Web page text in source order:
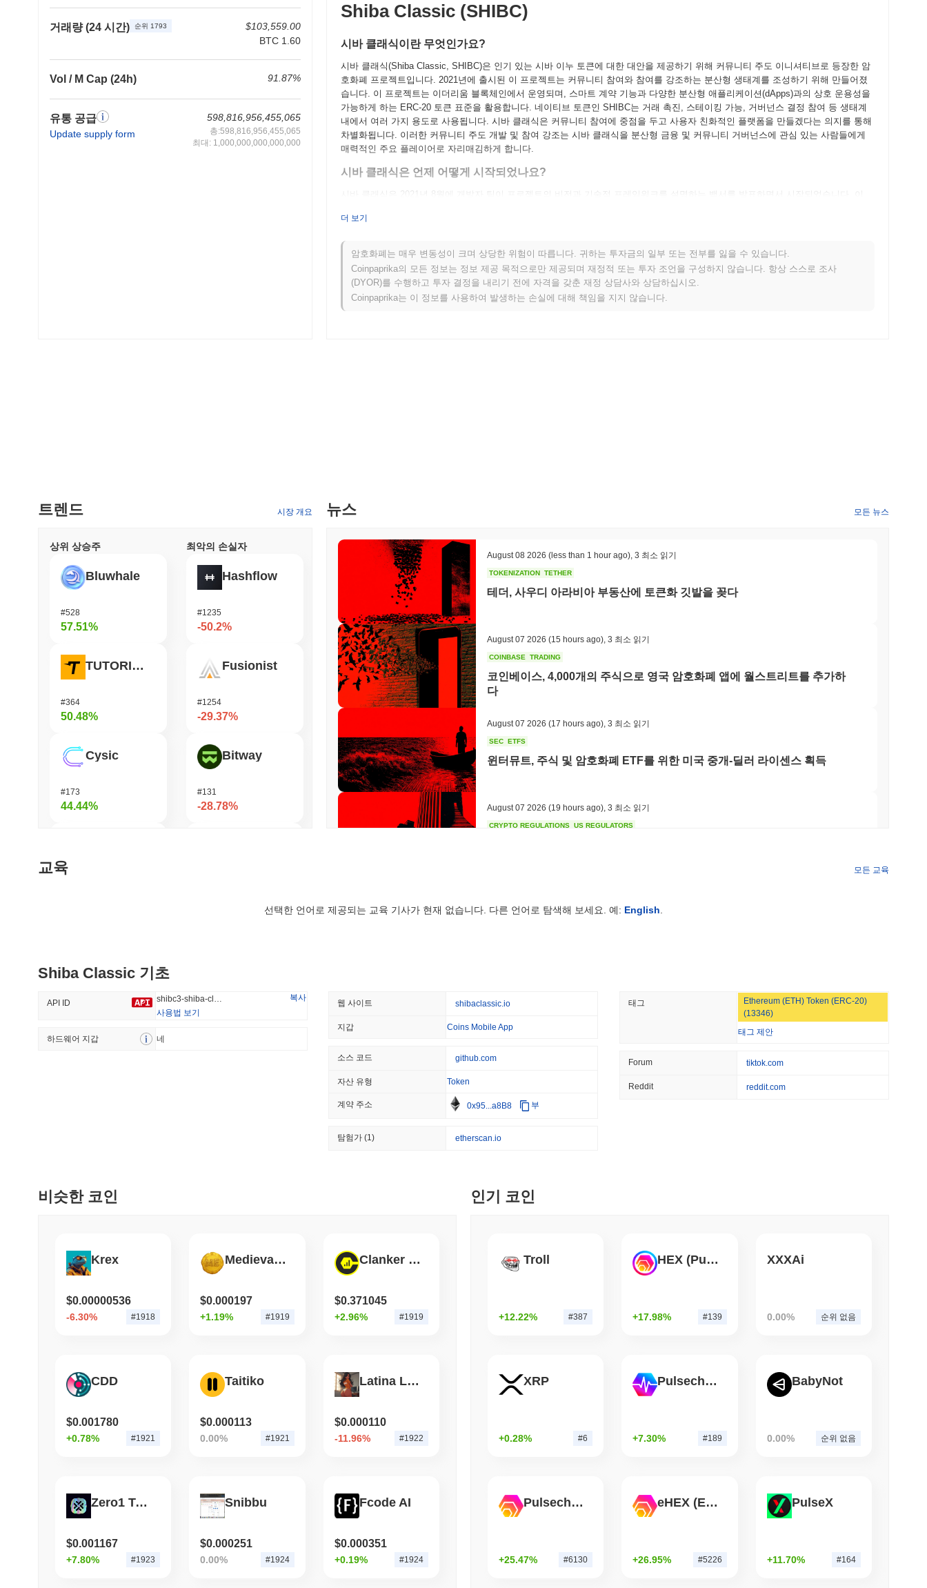
거래량 (24 시간) 순위 1793
$103,559.00
BTC 1.60
Vol / M Cap (24h) 91.87%
유통 공급
Update supply form
598,816,956,455,065
총:598,816,956,455,065
최대: 1,000,000,000,000,000
Shiba Classic (SHIBC)
시바 클래식이란 무엇인가요?
시바 클래식(Shiba Classic, SHIBC)은 인기 있는 시바 이누 토큰에 대한 대안을 제공하기 위해 커뮤니티 주도 이니셔티브로 등장한 암
호화폐 프로젝트입니다. 2021년에 출시된 이 프로젝트는 커뮤니티 참여와 참여를 강조하는 분산형 생태계를 조성하기 위해 만들어졌
습니다. 이 프로젝트는 이더리움 블록체인에서 운영되며, 스마트 계약 기능과 다양한 분산형 애플리케이션(dApps)과의 상호 운용성을
가능하게 하는 ERC-20 토큰 표준을 활용합니다. 네이티브 토큰인 SHIBC는 거래 촉진, 스테이킹 가능, 거버넌스 결정 참여 등 생태계
내에서 여러 가지 용도로 사용됩니다. 시바 클래식은 커뮤니티 참여에 중점을 두고 사용자 친화적인 플랫폼을 만들겠다는 의지를 통해
차별화됩니다. 이러한 커뮤니티 주도 개발 및 참여 강조는 시바 클래식을 분산형 금융 및 커뮤니티 거버넌스에 관심 있는 사람들에게
매력적인 주요 플레이어로 자리매김하게 합니다.
시바 클래식은 언제 어떻게 시작되었나요?
시바 클래식은 2021년 8월에 개발자 팀이 프로젝트의 비전과 기술적 프레임워크를 설명하는 백서를 발표하면서 시작되었습니다. 이
표 후, 시바 클래식은 2021년 9월에 테스트넷을 출시하여 개발자와 초기 사용자들이 플랫폼의 기능을 실험할 수 있도록 했습니다. 그
생태계 내에서 토큰의 유용성을 향상시키는 데 중점을 두었습니다. 시바 클래식의 초기 배포는 공정한 출시 모델을 통해 이루어졌으며,
이는 참가자들이 사전 판매나 초기 코인 제공 없이 토큰을 획득할 수 있도록 했습니다. 이러한 접근 방식은 시작부터 커뮤니티 소유권
과 참여감을 조성하여 시바 클래식의 성장과 채택을 위한 기초를 마련했습니다.
시바 클래식의 향후 계획은 무엇인가요?
호화폐 환경에서 독특한 역할을 수행하는 데 기여하며, 투자자와 개발자 모두에게 매력적입니다.
시바 클래식은 생태계 내에서 여러 가지 실용적인 유틸리티를 제공합니다. SHIBC 토큰은 주로 거래 및 수수료에 사용되며, 사용자가
가치를 전송하고 분산형 애플리케이션(dApps)과 상호작용할 수 있도록 합니다. 보유자는 스테이킹에 참여할 수 있으며, 이는 네트워크
를 안전하게 유지하는 데 도움을 주고 보상을 받을 수 있는 가능성을 제공합니다. 또한, 사용자는 거버넌스 투표에 참여하여 프로젝트
의 개발 및 향후 방향에 대한 결정에 영향을 미칠 수 있습니다. 개발자에게 시바 클래식은 dApps 및 통합을 구축하기 위한 도구를 제공
하여 생태계 내 혁신을 촉진합니다. 이 플랫폼은 다양한 지갑 및 마켓플레이스를 지원하여 SHIBC를 결제 및 기타 기능에 사용할 수 있
도록 합니다. 또한, 사용자는 커뮤니티 이니셔티브에 참여함으로써 보상 및 할인 혜택을 받을 수 있어 시바 클래식 커뮤니티 내에서의
전반적인 경험과 참여를 향상시킵니다.
시바 클래식은 여전히 활동적이거나 관련성이 있나요?
시바 클래식은 최근 커뮤니티 참여 및 개발 노력으로 여전히 활동적이며, 2023년 9월에 주목할 만한 업데이트가 발표되었습니다. 이 프
로젝트는 커뮤니티 주도 이니셔티브 및 토큰 유용성과 같은 분야에서 생태계를 향상시키는 데 집중하고 있습니다. 시바 클래식은 다양
한 거래 플랫폼에서 존재감을 유지하고 있어 시장 활동과 유동성을 지원합니다. 또한, 이 프로젝트는 분산형 금융(DeFi) 공간 내에서 사
용 사례를 확장하기 위한 파트너십에 참여하고 있습니다. 활발한 거버넌스 제안이 관찰되고 있으며, 이는 의사 결정 과정에 대한 지속
적인 커뮤니티 참여를 나타냅니다. 이러한 요소들은 시바 클래식이 더 넓은 암호화폐 환경에서 특히 밈 코인 애호가 및 커뮤니티 중심
프로젝트에 관심 있는 사람들 사이에서의 관련성을 높이는 데 기여합니다. 전반적으로 최근 업데이트, 활발한 거버넌스 및 시장 존재의
조합은 시바 클래식의 지속적인 활동과 관련성을 강조합니다.
시바 클래식은 누구를 위해 설계되었나요?
시바 클래식은 다양한 청중을 위해 설계되었으며, 주로 암호화폐 애호가와 참여적이고 커뮤니티 주도 경험을 원하는 소비자를 대상으
로 합니다. 사용자는 시바 생태계에 참여하여 분산형 프레임워크 내에서 거래 및 상호작용을 촉진할 수 있습니다. 이 프로젝트는 원활
합하고 있습니다. 이는 부정직한 행동을 억제하고 네트워크 보안을 촉진합니다. 추가적인 안전 장치로는 정기적인 감사와 토큰 보유자
가 의사 결정 과정에 참여할 수 있도록 하는 거버넌스 프레임워크가 포함되어 있어 네트워크의 회복력과 적응성을 향상시킵니다. 전반
적으로 이러한 요소들은 시바 클래식을 안전하게 유지하고 사용자 간의 신뢰를 유지하는 데 기여합니다.
시바 클래식은 주로 커뮤니티 거버넌스 및 시장 변동성과 관련된 여러 가지 논란과 위험에 직면했습니다. 2023년 초, 프로젝트의 방향
성과 리더십에 대한 커뮤니티 분쟁 보고가 있었으며, 이는 사용자 신뢰의 일시적인 하락으로 이어졌습니다. 팀은 의사 결정 과정에서
커뮤니티 참여를 강화하기 위한 거버넌스 제안을 시행하여 우려 사항을 해결하기 위한 일련의 커뮤니티 투표를 포함했습니다. 또한, 많
은 암호화폐와 마찬가지로 시바 클래식은 가격 조작 및 유동성 문제와 같은 시장 위험에 취약합니다. 이 프로젝트는 이러한 위험을 인
보안을 강화하기 위한 스마트 계약 업데이트가 포함됩니다. 더욱이, 이 프로젝트는 진화하는 암호화폐 규정 준수와 관련된 잠재적인 규
Shiba Classic (SHIBC) FAQ – 핵심 지표 및 시장 인사이트
SHIBC/USDT 거래 쌍은 24시간 거래량이$103,501.00 이상을 기록했습니다.
지난 24시간 동안 Shiba Classic의 거래량은
타냅니다.
역대 최저가(ATL):$0.00
Shiba Classic의 현재 시가총액은 얼마인가요?
Shiba Classic는 더 넓은 암호화폐 시장과 비교하여 어떤 성과를 내고 있나요?
텀과 비교하여 SHIBC의 가격 움직임에서 일시적인 지연을 나타냅니다.
더 보기
암호화폐는 매우 변동성이 크며 상당한 위험이 따릅니다. 귀하는 투자금의 일부 또는 전부를 잃을 수 있습니다.
Coinpaprika의 모든 정보는 정보 제공 목적으로만 제공되며 재정적 또는 투자 조언을 구성하지 않습니다. 항상 스스로 조사
(DYOR)를 수행하고 투자 결정을 내리기 전에 자격을 갖춘 재정 상담사와 상담하십시오.
Coinpaprika는 이 정보를 사용하여 발생하는 손실에 대해 책임을 지지 않습니다.
트렌드 시장 개요
상위 상승주
Bluwhale
#528
57.51%
TUTORIAL
#364
50.48%
Cysic
#173
44.44%
#993
최악의 손실자
Hashflow
#1235
-50.2%
Fusionist
#1254
-29.37%
Bitway
#131
-28.78%
트렌딩
뉴스 모든 뉴스
August 08 2026 (less than 1 hour ago) 3 최소 읽기
TOKENIZATION TETHER
테더, 사우디 아라비아 부동산에 토큰화 깃발을 꽂다
August 07 2026 (15 hours ago) 3 최소 읽기
COINBASE TRADING
코인베이스, 4,000개의 주식으로 영국 암호화폐 앱에 월스트리트를 추가하
다
August 07 2026 (17 hours ago) 3 최소 읽기
SEC ETFS
윈터뮤트, 주식 및 암호화폐 ETF를 위한 미국 중개-딜러 라이센스 획득
August 07 2026 (19 hours ago) 3 최소 읽기
CRYPTO REGULATIONS US REGULATORS
TOKENIZATION BANKS
JPYC, 물류 대기업 AZ-COM 마루와가 엔 스테이블코인에 베팅하며 3,800
만 달러 모금
August 07 2026 3 최소 읽기
August 06 2026
러시아, 암호화폐 거래 합법화하지만 소매 구매자는 연간 3,700달러로 제한
August 06 2026 (1 day ago) 3 최소 읽기
교육 모든 교육
선택한 언어로 제공되는 교육 기사가 현재 없습니다. 다른 언어로 탐색해 보세요. 예: English
Shiba Classic 기초
API ID
복사
사용법 보기
하드웨어 지갑 네
웹 사이트 shibaclassic.io
지갑 Coins Mobile App
소스 코드 github.com
자산 유형 Token
계약 주소 0x95...a8B8 부
탐험가(1) etherscan.io
태그
Ethereum (ETH) Token (ERC-20)
(13346)
태그 제안
Forum tiktok.com
Reddit reddit.com
비슷한 코인
Krex
$0.00000536
-6.30% #1918
Medieval Empires
$0.000197
+1.19% #1919
Clanker Index
$0.371045
+2.96% #1919
CDD
$0.001780
+0.78% #1921
Taitiko
$0.000113
0.00% #1921
Latina Language Model
$0.000110
-11.96% #1922
Zero1 Token
$0.001167
+7.80% #1923
Snibbu
$0.000251
0.00% #1924
Fcode AI
$0.000351
+0.19% #1924
인기 코인
Troll
+12.22% #387
HEX (Pulsechain)
+17.98% #139
XXXAi
0.00% 순위 없음
XRP
+0.28% #6
Pulsechain
+7.30% #189
BabyNot
0.00% 순위 없음
Pulsechain Bridged HEX (Pulsechain)
+25.47% #6130
eHEX (Ethereum)
+26.95% #5226
PulseX
+11.70% #164